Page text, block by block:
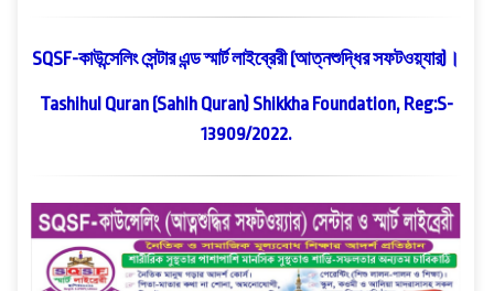
SQSF-কাউন্সেলিং সেন্টার এন্ড স্মার্ট লাইব্রেরী (আত্নশুদ্ধির সফটওয়্যার)।
Tashihul Quran (Sahih Quran) Shikkha Foundation, Reg:S-
13909/2022.